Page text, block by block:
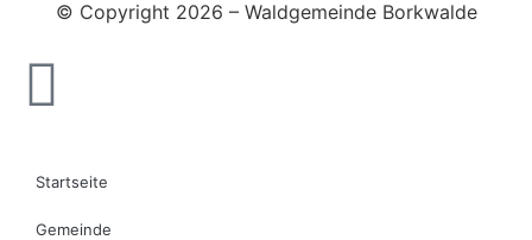
© Copyright 2026 – Waldgemeinde Borkwalde
Startseite
Gemeinde